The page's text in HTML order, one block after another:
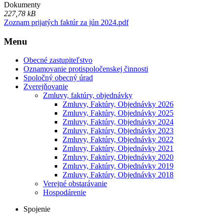
Dokumenty
227,78 kB
Zoznam prijatých faktúr za jún 2024.pdf
Menu
Obecné zastupiteľstvo
Oznamovanie protispoločenskej činnosti
Spoločný obecný úrad
Zverejňovanie
Zmluvy, faktúry, objednávky
Zmluvy, Faktúry, Objednávky 2026
Zmluvy, Faktúry, Objednávky 2025
Zmluvy, Faktúry, Objednávky 2024
Zmluvy, Faktúry, Objednávky 2023
Zmluvy, Faktúry, Objednávky 2022
Zmluvy, Faktúry, Objednávky 2021
Zmluvy, Faktúry, Objednávky 2020
Zmluvy, Faktúry, Objednávky 2019
Zmluvy, Faktúry, Objednávky 2018
Verejné obstarávanie
Hospodárenie
Spojenie